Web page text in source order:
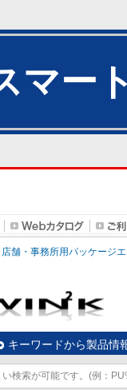
マー
店舗・事務所用パッケージ
キーワードから製品情